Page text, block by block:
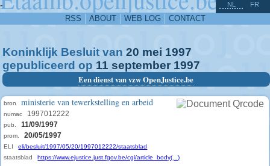
-
RSS ABOUT WEB LOG CONTACT
NL FR
Koninklijk Besluit van 20 mei 1997
gepubliceerd op 11 september 1997
Een dienst van vzw OpenJustice.be
bron ministerie van tewerkstelling en arbeid
numac 1997012222
pub. 11/09/1997
prom. 20/05/1997
ELI
eli/besluit/1997/05/20/1997012222/staatsblad
staatsblad
https://www.ejustice.just.fgov.be/cgi/article_body(...)
^